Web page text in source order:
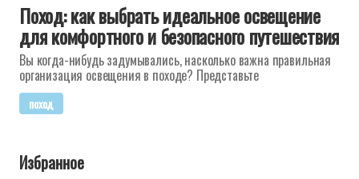
Поход: как выбрать идеальное освещение
для комфортного и безопасного путешествия
Вы когда-нибудь задумывались, насколько важна правильная
организация освещения в походе? Представьте
поход
Избранное